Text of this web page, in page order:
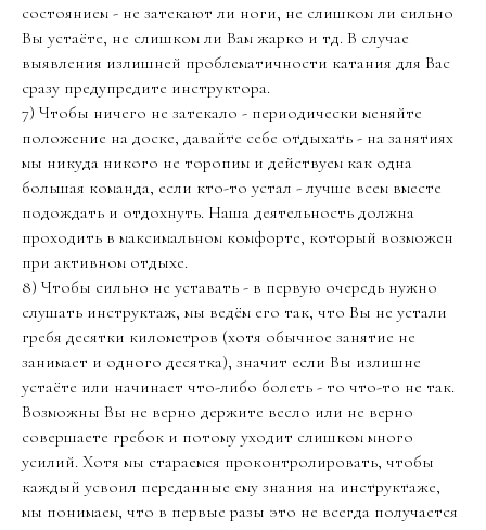
состоянием - не затекают ли ноги, не слишком ли сильно
Вы устаёте, не слишком ли Вам жарко и тд. В случае
выявления излишней проблематичности катания для Вас
сразу предупредите инструктора.
7) Чтобы ничего не затекало - периодически меняйте
положение на доске, давайте себе отдыхать - на занятиях
мы никуда никого не торопим и действуем как одна
большая команда, если кто-то устал - лучше всем вместе
подождать и отдохнуть. Наша деятельность должна
проходить в максимальном комфорте, который возможен
при активном отдыхе.
8) Чтобы сильно не уставать - в первую очередь нужно
слушать инструктаж, мы ведём его так, что Вы не устали
гребя десятки километров (хотя обычное занятие не
занимает и одного десятка), значит если Вы излишне
устаёте или начинает что-либо болеть - то что-то не так.
Возможны Вы не верно держите весло или не верно
совершаете гребок и потому уходит слишком много
усилий. Хотя мы стараемся проконтролировать, чтобы
каждый усвоил переданные ему знания на инструктаже,
мы понимаем, что в первые разы это не всегда получается